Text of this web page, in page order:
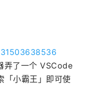
弄了一个 VSCode
「小霸王」即可使